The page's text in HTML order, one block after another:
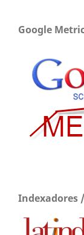
Google
Indexadores